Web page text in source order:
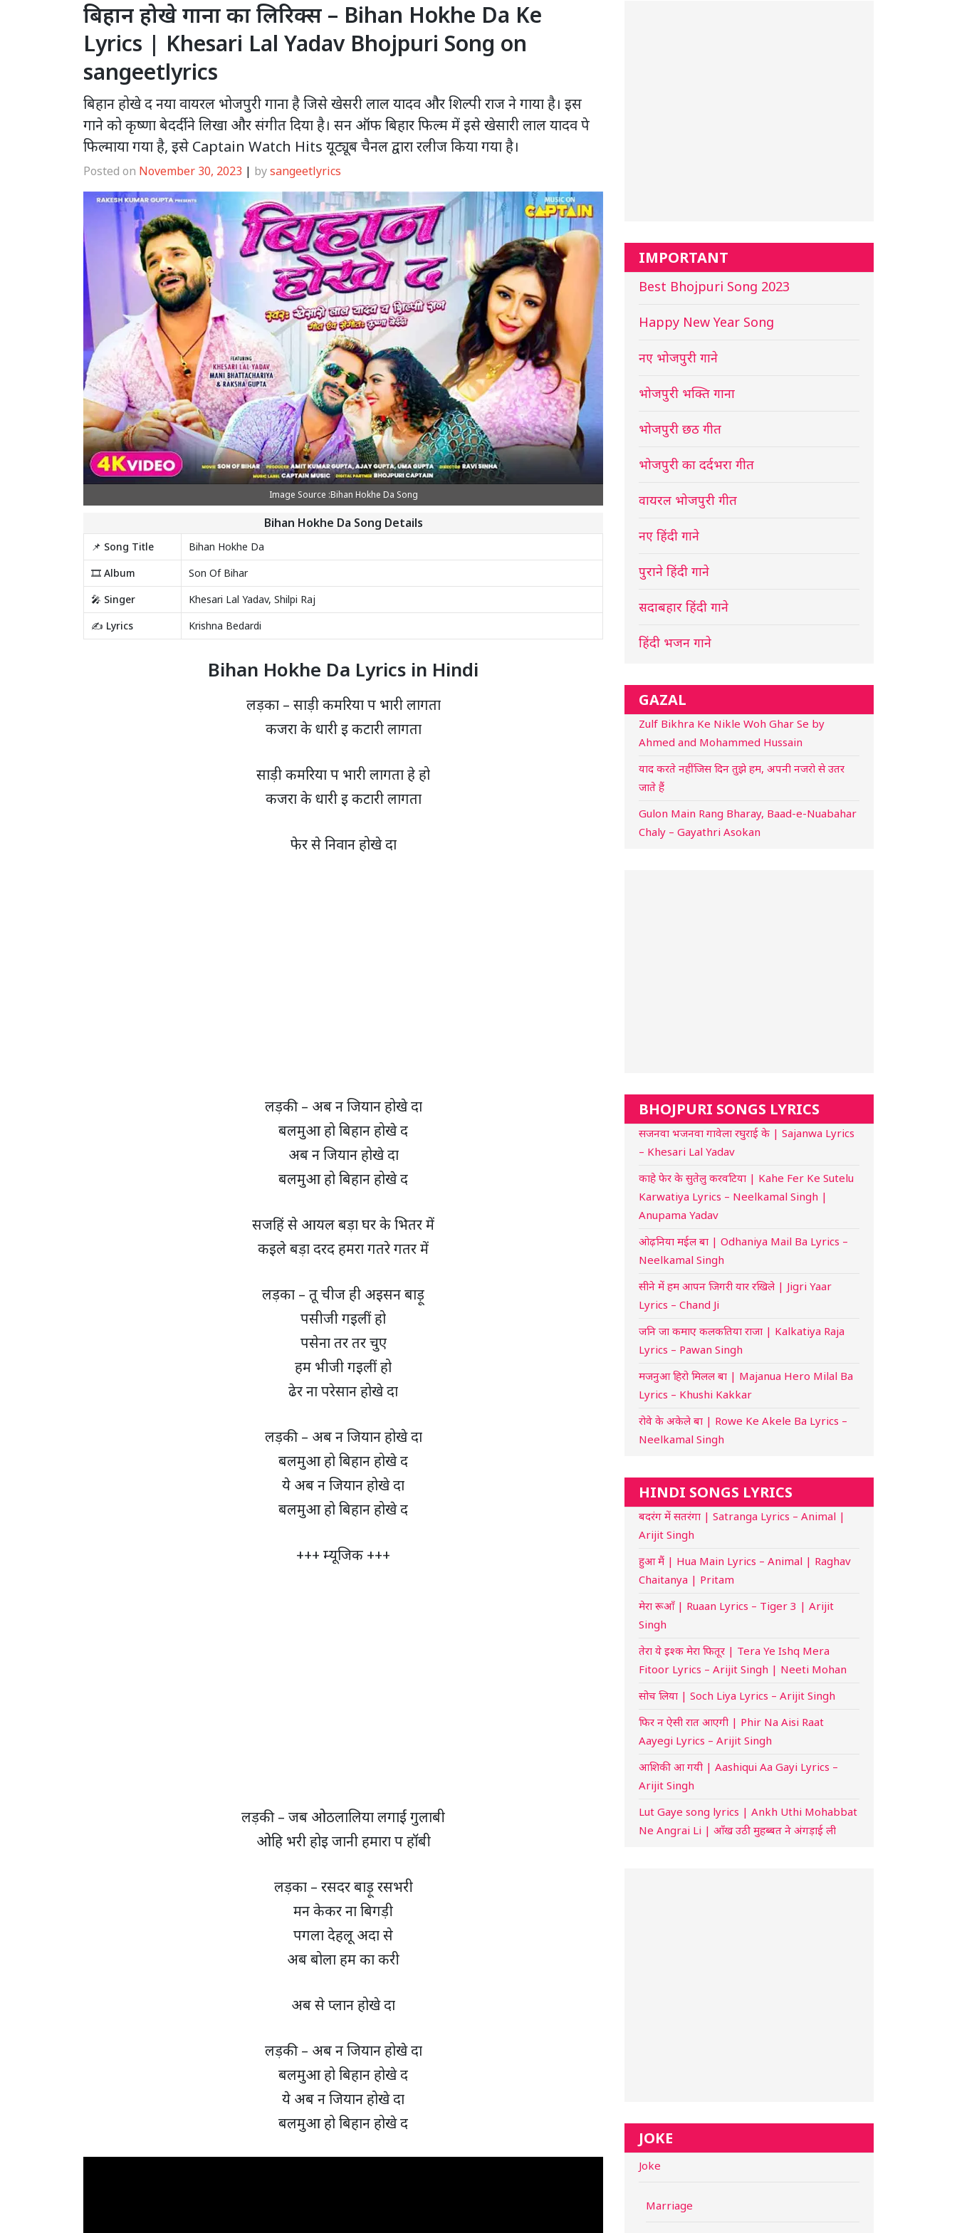
बिहान होखे गाना का लिरिक्स – Bihan Hokhe Da Ke
Lyrics | Khesari Lal Yadav Bhojpuri Song on
sangeetlyrics
बिहान होखे द नया वायरल भोजपुरी गाना है जिसे खेसरी लाल यादव और शिल्पी राज ने गाया है। इस
गाने को कृष्णा बेदर्दी ने लिखा और संगीत दिया है। सन ऑफ बिहार फिल्म में इसे खेसारी लाल यादव पे
फिल्माया गया है, इसे Captain Watch Hits यूट्यूब चैनल द्वारा रलीज किया गया है।
Posted on November 30, 2023 | bysangeetlyrics
Image Source :Bihan Hokhe Da Song
Bihan Hokhe Da Song Details
📌 Song Title
Bihan Hokhe Da
🎞️ Album
Son Of Bihar
🎤 Singer
Khesari Lal Yadav, Shilpi Raj
✍️ Lyrics
Krishna Bedardi
Bihan Hokhe Da Lyrics in Hindi
लड़का – साड़ी कमरिया प भारी लागता
कजरा के धारी इ कटारी लागता
साड़ी कमरिया प भारी लागता हे हो
कजरा के धारी इ कटारी लागता
फेर से निवान होखे दा
लड़की – अब न जियान होखे दा
बलमुआ हो बिहान होखे द
अब न जियान होखे दा
बलमुआ हो बिहान होखे द
सजहिं से आयल बड़ा घर के भितर में
कइले बड़ा दरद हमरा गतरे गतर में
लड़का – तू चीज ही अइसन बाड़ू
पसीजी गइलीं हो
पसेना तर तर चुए
हम भीजी गइलीं हो
ढेर ना परेसान होखे दा
लड़की – अब न जियान होखे दा
बलमुआ हो बिहान होखे द
ये अब न जियान होखे दा
बलमुआ हो बिहान होखे द
+++ म्यूजिक +++
लड़की – जब ओठलालिया लगाईं गुलाबी
ओहि भरी होइ जानी हमारा प हॉबी
लड़का – रसदर बाड़ू रसभरी
मन केकर ना बिगड़ी
पगला देहलू अदा से
अब बोला हम का करी
अब से प्लान होखे दा
लड़की – अब न जियान होखे दा
बलमुआ हो बिहान होखे द
ये अब न जियान होखे दा
बलमुआ हो बिहान होखे द
IMPORTANT
Best Bhojpuri Song 2023
Happy New Year Song
नए भोजपुरी गाने
भोजपुरी भक्ति गाना
भोजपुरी छठ गीत
भोजपुरी का दर्दभरा गीत
वायरल भोजपुरी गीत
नए हिंदी गाने
पुराने हिंदी गाने
सदाबहार हिंदी गाने
हिंदी भजन गाने
GAZAL
Zulf Bikhra Ke Nikle Woh Ghar Se by
Ahmed and Mohammed Hussain
याद करते नहीं जिस दिन तुझे हम, अपनी नजरो से उतर
जाते हैं
Gulon Main Rang Bharay, Baad-e-Nuabahar
Chaly – Gayathri Asokan
BHOJPURI SONGS LYRICS
सजनवा भजनवा गावेला रघुराई के | Sajanwa Lyrics
– Khesari Lal Yadav
काहे फेर के सुतेलु करवटिया | Kahe Fer Ke Sutelu
Karwatiya Lyrics – Neelkamal Singh |
Anupama Yadav
ओढ़निया मईल बा | Odhaniya Mail Ba Lyrics –
Neelkamal Singh
सीने में हम आपन जिगरी यार रखिले | Jigri Yaar
Lyrics – Chand Ji
जनि जा कमाए कलकतिया राजा | Kalkatiya Raja
Lyrics – Pawan Singh
मजनुआ हिरो मिलल बा | Majanua Hero Milal Ba
Lyrics – Khushi Kakkar
रोवे के अकेले बा | Rowe Ke Akele Ba Lyrics –
Neelkamal Singh
HINDI SONGS LYRICS
बदरंग में सतरंगा | Satranga Lyrics – Animal |
Arijit Singh
हुआ मैं | Hua Main Lyrics – Animal | Raghav
Chaitanya | Pritam
मेरा रूआँ | Ruaan Lyrics – Tiger 3 | Arijit
Singh
तेरा ये इश्क मेरा फितूर | Tera Ye Ishq Mera
Fitoor Lyrics – Arijit Singh | Neeti Mohan
सोच लिया | Soch Liya Lyrics – Arijit Singh
फिर न ऐसी रात आएगी | Phir Na Aisi Raat
Aayegi Lyrics – Arijit Singh
आशिकी आ गयी | Aashiqui Aa Gayi Lyrics –
Arijit Singh
Lut Gaye song lyrics | Ankh Uthi Mohabbat
Ne Angrai Li | आँख उठी मुहब्बत ने अंगड़ाई ली
JOKE
Joke
Marriage